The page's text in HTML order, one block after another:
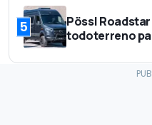
5
Pössl Roadstar
todoterreno